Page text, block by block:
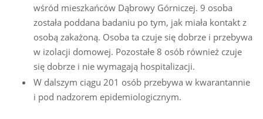
wśród mieszkańców Dąbrowy Górniczej. 9 osoba
została poddana badaniu po tym, jak miała kontakt z
osobą zakażoną. Osoba ta czuje się dobrze i przebywa
w izolacji domowej. Pozostałe 8 osób również czuje
się dobrze i nie wymagają hospitalizacji.
W dalszym ciągu 201 osób przebywa w kwarantannie
i pod nadzorem epidemiologicznym.